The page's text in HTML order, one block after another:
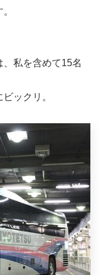
私を含めて15名
ックリ。